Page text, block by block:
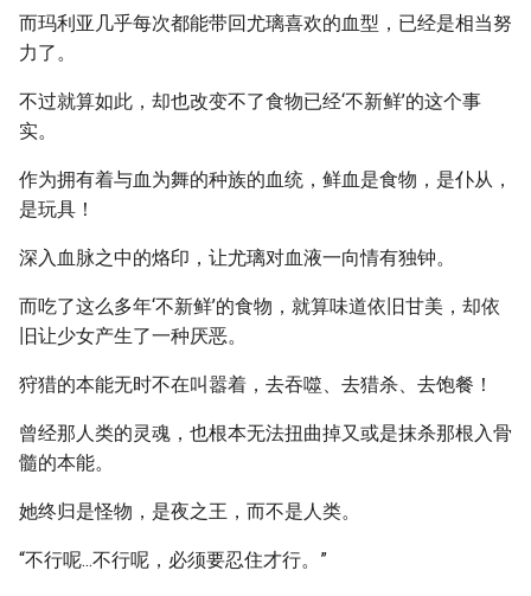
而玛利亚几乎每次都能带回尤璃喜欢的血型，已经是相当努
力了。
不过就算如此，却也改变不了食物已经‘不新鲜’的这个事
实。
作为拥有着与血为舞的种族的血统，鲜血是食物，是仆从，
是玩具！
深入血脉之中的烙印，让尤璃对血液一向情有独钟。
而吃了这么多年‘不新鲜’的食物，就算味道依旧甘美，却依
旧让少女产生了一种厌恶。
狩猎的本能无时不在叫嚣着，去吞噬、去猎杀、去饱餐！
曾经那人类的灵魂，也根本无法扭曲掉又或是抹杀那根入骨
髓的本能。
她终归是怪物，是夜之王，而不是人类。
“不行呢...不行呢，必须要忍住才行。”